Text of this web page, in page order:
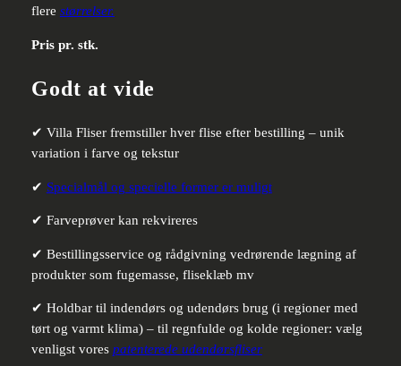
flere størrelser.
Pris pr. stk.
Godt at vide
✔ Villa Fliser fremstiller hver flise efter bestilling – unik
variation i farve og tekstur
✔ Specialmål og specielle former er muligt
✔ Farveprøver kan rekvireres
✔ Bestillingsservice og rådgivning vedrørende lægning af
produkter som fugemasse, fliseklæb mv
✔ Holdbar til indendørs og udendørs brug (i regioner med
tørt og varmt klima) – til regnfulde og kolde regioner: vælg
venligst vores patenterede udendørsfliser